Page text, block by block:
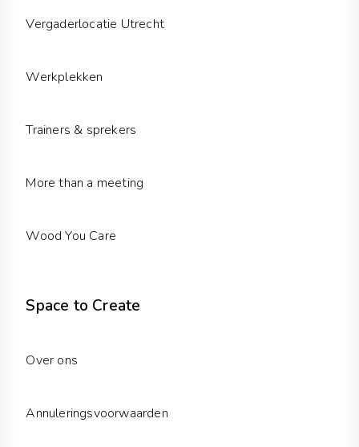
Vergaderlocatie Utrecht
Werkplekken
Trainers & sprekers
More than a meeting
Wood You Care
Space to Create
Over ons
Annuleringsvoorwaarden
m